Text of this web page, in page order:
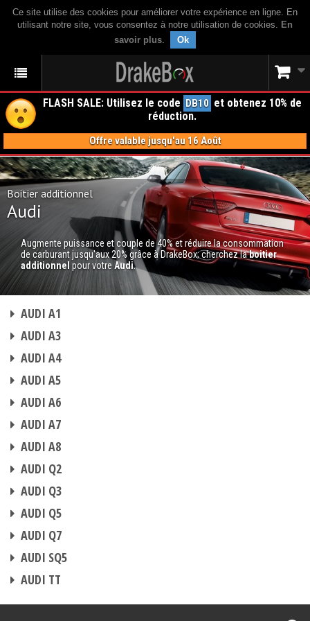
Ce site utilise des cookies pour améliorer votre expérience en ligne. En
utilisant notre site, vous consentez à notre utilisation de cookies. En
savoir plus. Ok
FLASH SALE: Utilisez le code DB10 et obtenez 10% de
réduction.
Offre valable jusqu'au 16 Août
Boitier additionnel
Audi
Augmente puissance et couple de 40% et réduire la consommation
de carburant jusqu'aux 20% grâce à DrakeBox; cherchez laboitier
additionnel pour votre Audi.
AUDI A1
AUDI A3
AUDI A4
AUDI A5
AUDI A6
AUDI A7
AUDI A8
AUDI Q2
AUDI Q3
AUDI Q5
AUDI Q7
AUDI SQ5
AUDI TT